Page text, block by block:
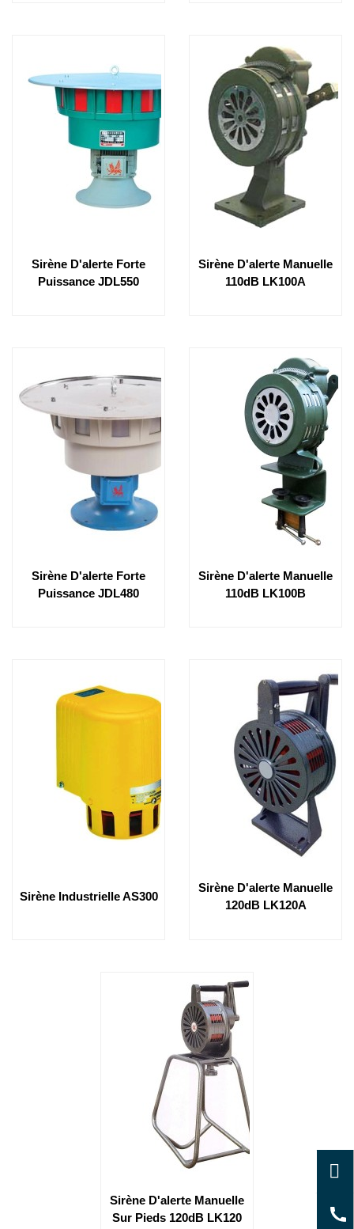
Sirène D'alerte Forte
Puissance JDL550
Sirène D'alerte Manuelle
110dB LK100A
Sirène D'alerte Forte
Puissance JDL480
Sirène D'alerte Manuelle
110dB LK100B
Sirène Industrielle AS300
Sirène D'alerte Manuelle
120dB LK120A
Sirène D'alerte Manuelle
Sur Pieds 120dB LK120